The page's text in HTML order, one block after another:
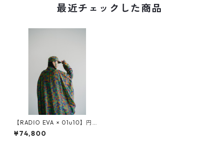
最近チェックした商品
【RADIO EVA × 01u10】円環
digital camouflage jacquar
d reversible coat
¥74,800